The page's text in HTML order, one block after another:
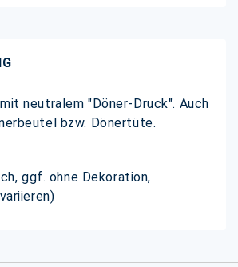
neutralem "Döner-Druck". Auch
bzw. Dönertüte.
ggf. ohne Dekoration,